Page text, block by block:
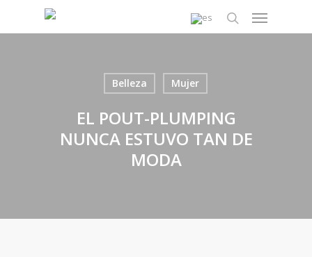
search
Menu
Belleza Mujer
EL POUT-PLUMPING
NUNCA ESTUVO TAN DE
MODA